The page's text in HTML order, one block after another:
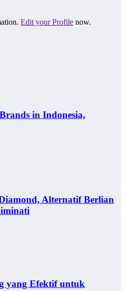
Edit your Profile now.
in Indonesia,
Alternatif Berlian
yang Efektif untuk